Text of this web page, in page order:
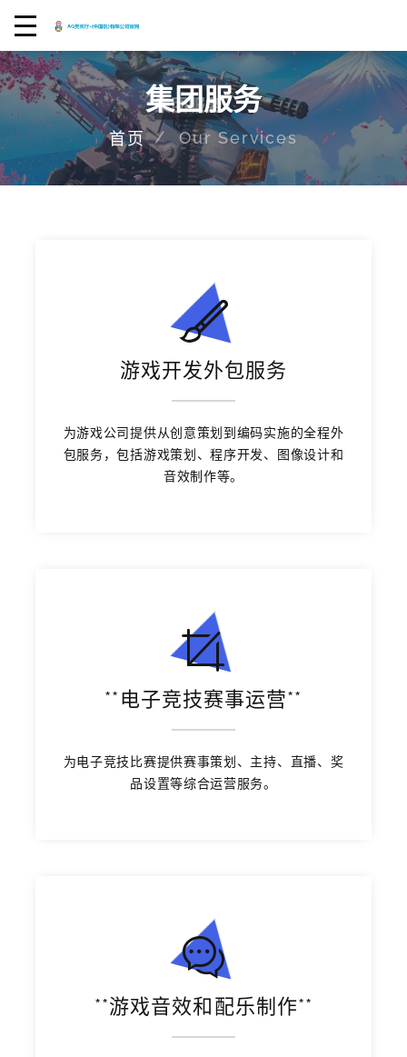
集团服务
首页 Our Services
游戏开发外包服务
为游戏公司提供从创意策划到编码实施的全程外
包服务，包括游戏策划、程序开发、图像设计和
音效制作等。
**电子竞技赛事运营**
为电子竞技比赛提供赛事策划、主持、直播、奖
品设置等综合运营服务。
**游戏音效和配乐制作**